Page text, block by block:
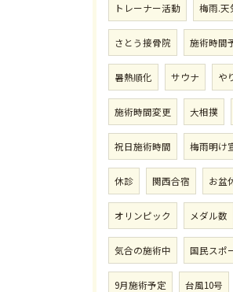
トレーナー活動 梅雨.天
さとう接骨院 施術時間
暑熱順化 サウナ や
施術時間変更 大相撲
祝日施術時間 梅雨明け
休診 関西合宿 お盆
オリンピック メダル数
気合の施術中 国民スポ
9月施術予定 台風10号